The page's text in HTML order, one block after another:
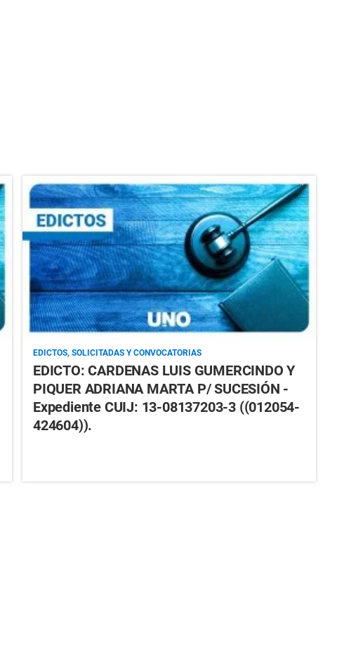
EDICTOS, SOLICITADAS Y CONVOCATORIAS
EDICTO: CARDENAS LUIS GUMERCINDO Y
PIQUER ADRIANA MARTA P/ SUCESIÓN -
Expediente CUIJ: 13-08137203-3 ((012054-
424604)).